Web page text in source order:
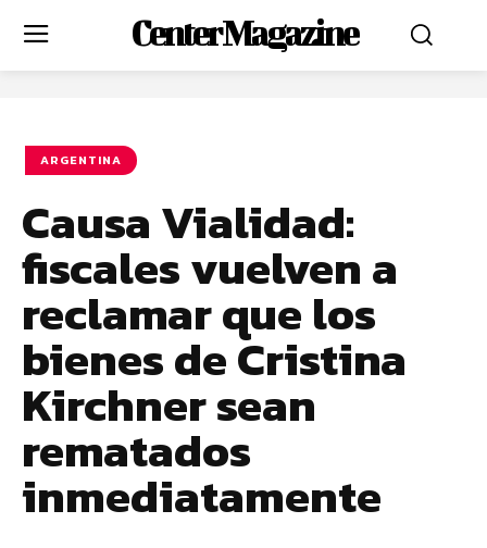
Center Magazine
ARGENTINA
Causa Vialidad:
fiscales vuelven a
reclamar que los
bienes de Cristina
Kirchner sean
rematados
inmediatamente